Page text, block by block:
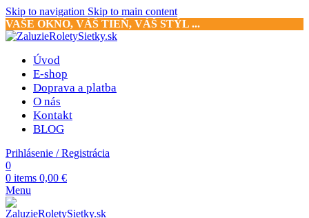
Skip to navigation Skip to main content
VAŠE OKNO, VÁŠ TIEŇ, VÁŠ STÝL ...
Úvod
E-shop
Doprava a platba
O nás
Kontakt
BLOG
Prihlásenie / Registrácia
0
0 items 0,00 €
Menu